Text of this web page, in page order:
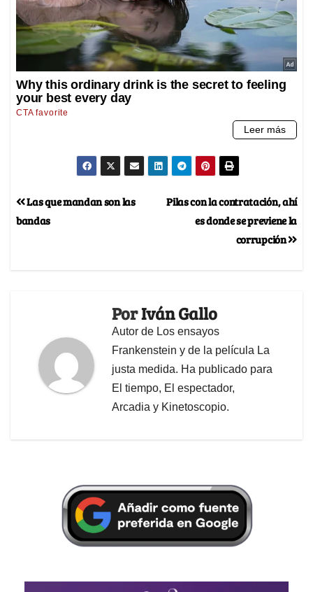
Pilas con la contratación, ahí
es donde se previene la
corrupción
Las que mandan son las
bandas
PorIván Gallo
Autor de Los ensayos
Frankenstein y de la película La
justa medida. Ha publicado para
El tiempo, El espectador,
Arcadia y Kinetoscopio.